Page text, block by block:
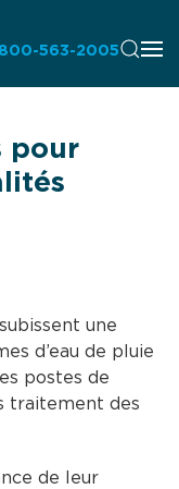
563-2005
pour
une
d’eau de pluie
postes de
traitement des
de leur